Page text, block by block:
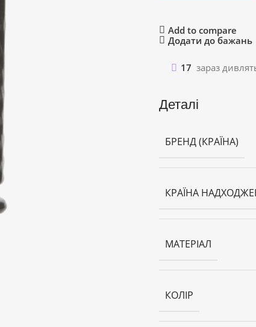
Add to compare
Додати до бажань
17 зараз
Деталі
БРЕНД (КРАЇНА)
КРАЇНА
МАТЕРІАЛ
КОЛІР